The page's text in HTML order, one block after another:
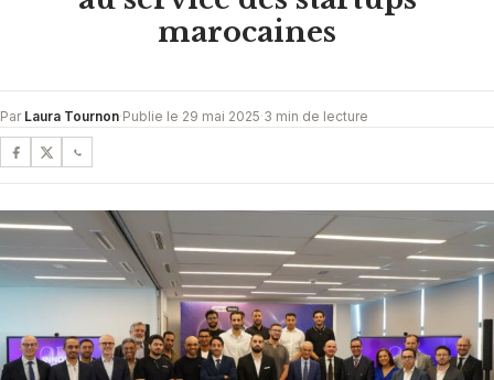
marocaines
Par Laura Tournon·Publie le 29 mai 2025·3 min de lecture